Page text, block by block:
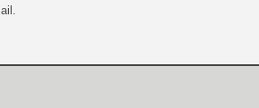
[GK] Guillermo del Toro